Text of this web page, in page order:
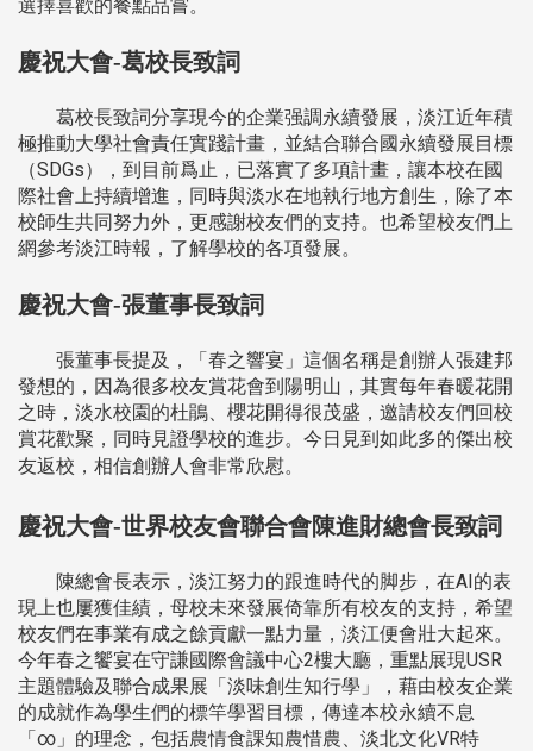
選擇喜歡的餐點品嘗。
慶祝大會-葛校長致詞
葛校長致詞分享現今的企業强調永續發展，淡江近年積
極推動大學社會責任實踐計畫，並結合聯合國永續發展目標
（SDGs），到目前爲止，已落實了多項計畫，讓本校在國
際社會上持續增進，同時與淡水在地執行地方創生，除了本
校師生共同努力外，更感謝校友們的支持。也希望校友們上
網參考淡江時報，了解學校的各項發展。
慶祝大會-張董事長致詞
張董事長提及，「春之響宴」這個名稱是創辦人張建邦
發想的，因為很多校友賞花會到陽明山，其實每年春暖花開
之時，淡水校園的杜鵑、櫻花開得很茂盛，邀請校友們回校
賞花歡聚，同時見證學校的進步。今日見到如此多的傑出校
友返校，相信創辦人會非常欣慰。
慶祝大會-世界校友會聯合會陳進財總會長致詞
陳總會長表示，淡江努力的跟進時代的脚步，在AI的表
現上也屢獲佳績，母校未來發展倚靠所有校友的支持，希望
校友們在事業有成之餘貢獻一點力量，淡江便會壯大起來。
今年春之饗宴在守謙國際會議中心2樓大廳，重點展現USR
主題體驗及聯合成果展「淡味創生知行學」，藉由校友企業
的成就作為學生們的標竿學習目標，傳達本校永續不息
「∞」的理念，包括農情食課知農惜農、淡北文化VR特